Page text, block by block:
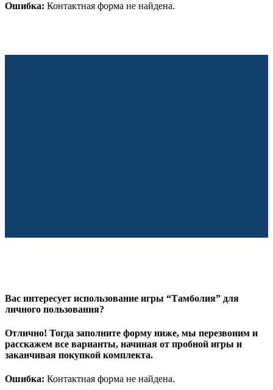
Ошибка: Контактная форма не найдена.
Вас интересует использование игры “Тамболия” для
личного пользования?
Отлично! Тогда заполните форму ниже, мы перезвоним и
расскажем все варианты, начиная от пробной игры и
заканчивая покупкой комплекта.
Ошибка: Контактная форма не найдена.